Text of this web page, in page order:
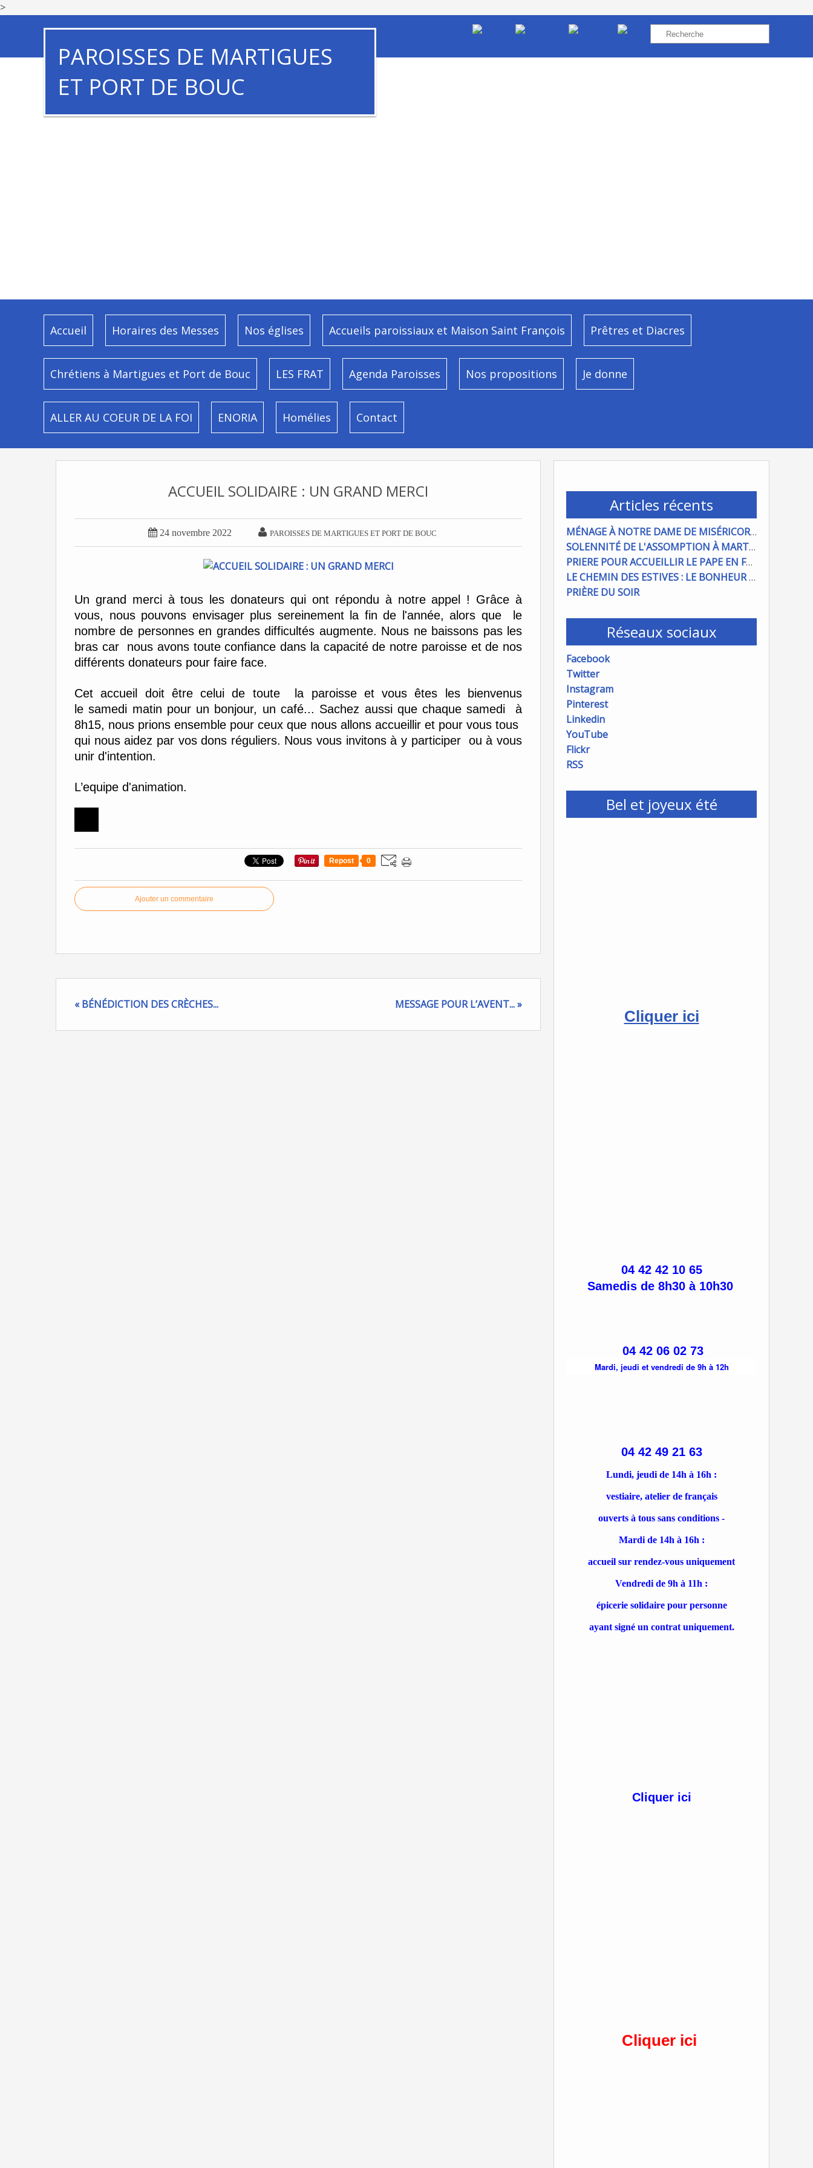
>
PAROISSES DE MARTIGUES
ET PORT DE BOUC
Accueil Horaires des Messes Nos églises Accueils paroissiaux et Maison Saint François Prêtres et Diacres
Chrétiens à Martigues et Port de Bouc LES FRAT Agenda Paroisses Nos propositions Je donne
ALLER AU COEUR DE LA FOI ENORIA Homélies Contact
Articles récents
MÉNAGE À NOTRE DAME DE MISÉRICORDE : ON COMPTE SUR VOUS !
SOLENNITÉ DE L'ASSOMPTION À MARTIGUES ET PORT DE BOUC
PRIERE POUR ACCUEILLIR LE PAPE EN FRANCE
LE CHEMIN DES ESTIVES : LE BONHEUR À PORTÉE DE MAIN
PRIÈRE DU SOIR
Réseaux sociaux
Facebook
Twitter
Instagram
Pinterest
Linkedin
YouTube
Flickr
RSS
Bel et joyeux été
Cliquer ici
04 42 42 10 65
Samedis de 8h30 à 10h30
04 42 06 02 73
Mardi, jeudi et vendredi de 9h à 12h
04 42 49 21 63
Lundi, jeudi de 14h à 16h :
vestiaire, atelier de français
ouverts à tous sans conditions -
Mardi de 14h à 16h :
accueil sur rendez-vous uniquement
Vendredi de 9h à 11h :
épicerie solidaire pour personne
ayant signé un contrat uniquement.
Cliquer ici
Cliquer ici
ACCUEIL SOLIDAIRE : UN GRAND MERCI
 24 novembre 2022  PAROISSES DE MARTIGUES ET PORT DE BOUC
Un grand merci à tous les donateurs qui ont répondu à notre appel ! Grâce à
vous, nous pouvons envisager plus sereinement la fin de l'année, alors que le
nombre de personnes en grandes difficultés augmente. Nous ne baissons pas les
bras car nous avons toute confiance dans la capacité de notre paroisse et de nos
différents donateurs pour faire face.
Cet accueil doit être celui de toute la paroisse et vous êtes les bienvenus
lesamedi matin pour un bonjour, un café... Sachez aussi que chaquesamedi à
8h15, nous prions ensemble pour ceux que nous allons accueillir et pour vous tous
qui nous aidez par vos dons réguliers. Nous vous invitons à y participer ou à vous
unir d'intention.
L’equipe d'animation.
Repost 0
Ajouter un commentaire
« BÉNÉDICTION DES CRÈCHES... MESSAGE POUR L’AVENT... »